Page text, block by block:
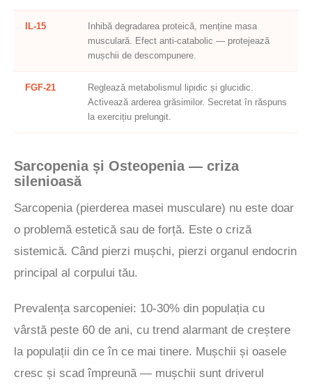
IL-15
Inhibă degradarea proteică, menține masa
musculară. Efect anti-catabolic — protejează
mușchii de descompunere.
FGF-21
Reglează metabolismul lipidic și glucidic.
Activează arderea grăsimilor. Secretat în răspuns
la exercițiu prelungit.
Sarcopenia și Osteopenia — criza
silenioasă
Sarcopenia (pierderea masei musculare) nu este doar
o problemă estetică sau de forță. Este o criză
sistemică. Când pierzi mușchi, pierzi organul endocrin
principal al corpului tău.
Prevalența sarcopeniei: 10-30% din populația cu
vârstă peste 60 de ani, cu trend alarmant de creștere
la populații din ce în ce mai tinere. Mușchii și oasele
cresc și scad împreună — mușchii sunt driverul